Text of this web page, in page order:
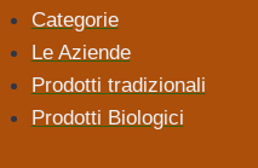
Categorie
Le Aziende
Prodotti tradizionali
Prodotti Biologici